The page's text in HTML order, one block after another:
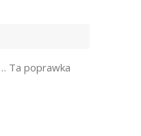
Ta poprawka